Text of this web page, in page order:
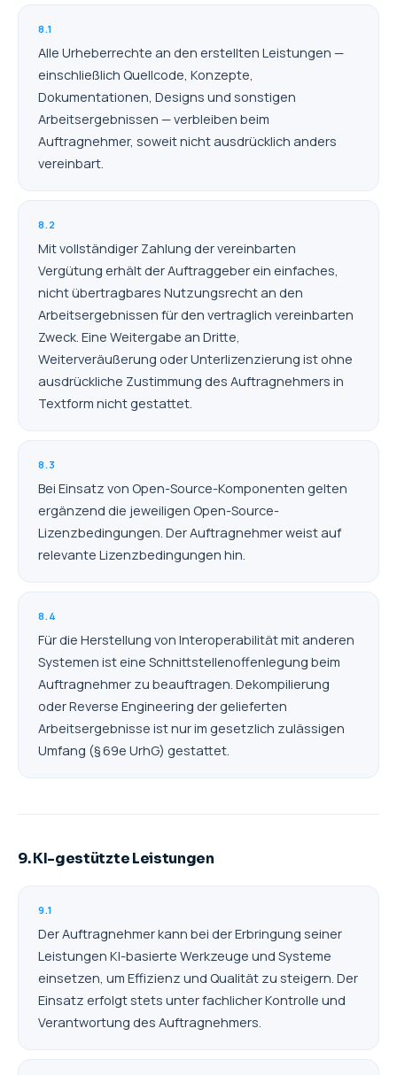
8.1
Alle Urheberrechte an den erstellten Leistungen —
einschließlich Quellcode, Konzepte,
Dokumentationen, Designs und sonstigen
Arbeitsergebnissen — verbleiben beim
Auftragnehmer, soweit nicht ausdrücklich anders
vereinbart.
8.2
Mit vollständiger Zahlung der vereinbarten
Vergütung erhält der Auftraggeber ein einfaches,
nicht übertragbares Nutzungsrecht an den
Arbeitsergebnissen für den vertraglich vereinbarten
Zweck. Eine Weitergabe an Dritte,
Weiterveräußerung oder Unterlizenzierung ist ohne
ausdrückliche Zustimmung des Auftragnehmers in
Textform nicht gestattet.
8.3
Bei Einsatz von Open-Source-Komponenten gelten
ergänzend die jeweiligen Open-Source-
Lizenzbedingungen. Der Auftragnehmer weist auf
relevante Lizenzbedingungen hin.
8.4
Für die Herstellung von Interoperabilität mit anderen
Systemen ist eine Schnittstellenoffenlegung beim
Auftragnehmer zu beauftragen. Dekompilierung
oder Reverse Engineering der gelieferten
Arbeitsergebnisse ist nur im gesetzlich zulässigen
Umfang (§ 69e UrhG) gestattet.
9. KI-gestützte Leistungen
9.1
Der Auftragnehmer kann bei der Erbringung seiner
Leistungen KI-basierte Werkzeuge und Systeme
einsetzen, um Effizienz und Qualität zu steigern. Der
Einsatz erfolgt stets unter fachlicher Kontrolle und
Verantwortung des Auftragnehmers.